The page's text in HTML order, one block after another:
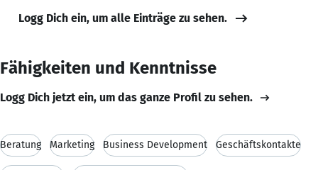
Logg Dich ein, um alle Einträge zu sehen.
Fähigkeiten und Kenntnisse
Logg Dich jetzt ein, um das ganze Profil zu sehen.
Beratung Marketing Business Development Geschäftskontakte